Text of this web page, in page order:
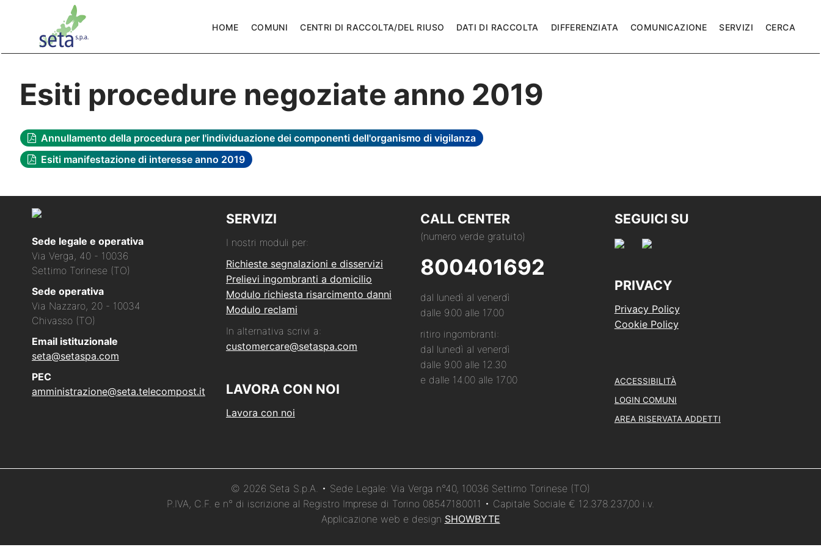
HOME COMUNI CENTRI DI RACCOLTA/DEL RIUSO DATI DI RACCOLTA DIFFERENZIATA COMUNICAZIONE SERVIZI CERCA
Esiti procedure negoziate anno 2019
Annullamento della procedura per l'individuazione dei componenti dell'organismo di vigilanza
Esiti manifestazione di interesse anno 2019
Sede legale e operativa
Via Verga, 40 - 10036
Settimo Torinese (TO)
Sede operativa
Via Nazzaro, 20 - 10034
Chivasso (TO)
Email istituzionale
seta@setaspa.com
PEC
amministrazione@seta.telecompost.it
SERVIZI
I nostri moduli per:
Richieste segnalazioni e disservizi
Prelievi ingombranti a domicilio
Modulo richiesta risarcimento danni
Modulo reclami
In alternativa scrivi a:
customercare@setaspa.com
LAVORA CON NOI
Lavora con noi
CALL CENTER
(numero verde gratuito)
800401692
dal lunedì al venerdì
dalle 9.00 alle 17.00
ritiro ingombranti:
dal lunedì al venerdì
dalle 9.00 alle 12.30
e dalle 14.00 alle 17.00
SEGUICI SU
PRIVACY
Privacy Policy
Cookie Policy
ACCESSIBILITÀ
LOGIN COMUNI
AREA RISERVATA ADDETTI
© 2026 Seta S.p.A. • Sede Legale: Via Verga n°40, 10036 Settimo Torinese (TO)
P.IVA, C.F. e n° di iscrizione al Registro Imprese di Torino 08547180011 • Capitale Sociale € 12.378.237,00 i.v.
Applicazione web e design SHOWBYTE